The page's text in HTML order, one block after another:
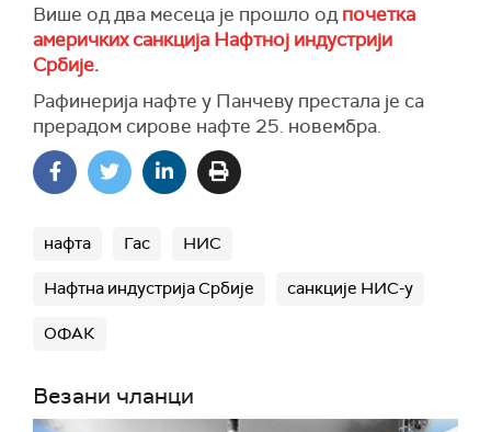
Више од два месеца је прошло одпочетка
америчких санкција Нафтној индустрији
Србије.
Рафинерија нафте у Панчеву престала је са
прерадом сирове нафте 25. новембра.
нафта Гас НИС
Нафтна индустрија Србије санкције НИС-у
ОФАК
Везани чланци